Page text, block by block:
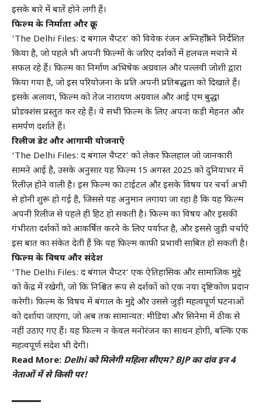
इसके बारे में बातें होने लगी हैं।
फिल्म के निर्माता और क्रू
‘The Delhi Files: द बंगाल चैप्टर’ को विवेक रंजन अग्निहोत्री ने निर्देशित
किया है, जो पहले भी अपनी फिल्मों के जरिए दर्शकों में हलचल मचाने में
सफल रहे हैं। फिल्म का निर्माण अभिषेक अग्रवाल और पल्लवी जोशी द्वारा
किया गया है, जो इस परियोजना के प्रति अपनी प्रतिबद्धता को दिखाते हैं।
इसके अलावा, फिल्म को तेज नारायण अग्रवाल और आई एम बुद्धा
प्रोडक्शंस प्रस्तुत कर रहे हैं। ये सभी फिल्म के लिए अपना कड़ी मेहनत और
समर्पण दर्शाते हैं।
रिलीज डेट और आगामी योजनाएँ
‘The Delhi Files: द बंगाल चैप्टर’ को लेकर फिलहाल जो जानकारी
सामने आई है, उसके अनुसार यह फिल्म 15 अगस्त 2025 को दुनियाभर में
रिलीज़ होने वाली है। इस फिल्म का टाईटल और इसके विषय पर चर्चा अभी
से होनी शुरू हो गई है, जिससे यह अनुमान लगाया जा रहा है कि यह फिल्म
अपनी रिलीज से पहले ही हिट हो सकती है। फिल्म का विषय और इसकी
गंभीरता दर्शकों को आकर्षित करने के लिए पर्याप्त है, और इससे जुड़ी चर्चाएँ
इस बात का संकेत देती हैं कि यह फिल्म काफी प्रभावी साबित हो सकती है।
फिल्म के विषय और संदेश
‘The Delhi Files: द बंगाल चैप्टर’ एक ऐतिहासिक और सामाजिक मुद्दे
को केंद्र में रखेगी, जो कि निश्चित रूप से दर्शकों को एक नया दृष्टिकोण प्रदान
करेगी। फिल्म के विषय में बंगाल के मुद्दे और उससे जुड़ी महत्वपूर्ण घटनाओं
को दर्शाया जाएगा, जो अब तक सामान्यत: मीडिया और सिनेमा में ठीक से
नहीं उठाए गए हैं। यह फिल्म न केवल मनोरंजन का साधन होगी, बल्कि एक
महत्वपूर्ण संदेश भी देगी।
Read More: Delhi को मिलेगी महिला सीएम? BJP का दांव इन 4
नेताओं में से किसी पर!